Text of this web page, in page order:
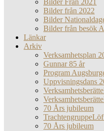
Bilder Från 2021
Bilder från 2022
Bilder
Bilder från besök
Länkar
Arkiv
Verksamhetsplan
Gunnar 85 år
Program
Uppvisningsdans
70 Års jubileum
70 Års jubileum